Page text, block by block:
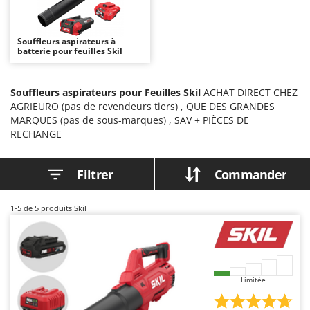
Autolaveuses
Autres produits
Bancs de scie pour le bois - Scies à bûches
Barbecues
Bennes pour tracteur
Brosses pour sols extérieurs
Brouettes à moteur
Broyeurs de branches et végétaux
Butteurs pour tracteur
Chargeurs de batterie - Démarreurs
Charrues pour tracteur
Ambrogio Robot
Annovi Reverberi
ANTHBOT
Arco
Ardes
Argo
Ariete
Artus
Ausonia
Awelco
Baesso
Bahco
Souffleurs aspirateurs à
batterie pour feuilles Skil
Souffleurs aspirateurs pour Feuilles Skil ACHAT DIRECT CHEZ
AGRIEURO (pas de revendeurs tiers) , QUE DES GRANDES
MARQUES (pas de sous-marques) , SAV + PIÈCES DE
RECHANGE
Filtrer Commander
1-5 de 5 produits Skil
Limitée